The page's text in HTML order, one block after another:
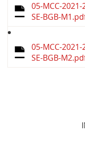
05-MCC-2021-
SE-BGB-
05-MCC-2021-
SE-BGB-